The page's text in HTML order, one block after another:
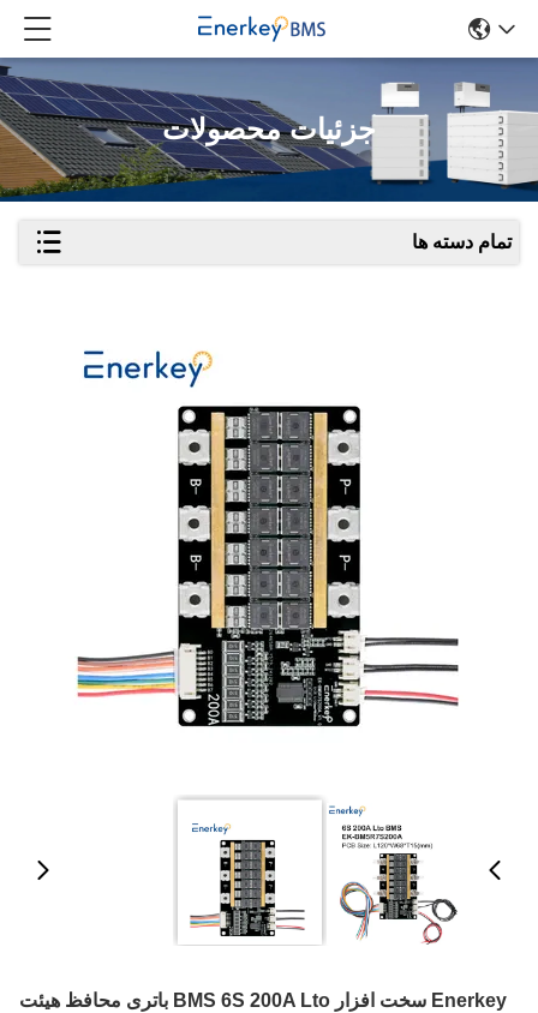
جزئیات محصولات
تمام دسته ها
Enerkey سخت افزار BMS 6S 200A Lto باتری محافظ هیئت